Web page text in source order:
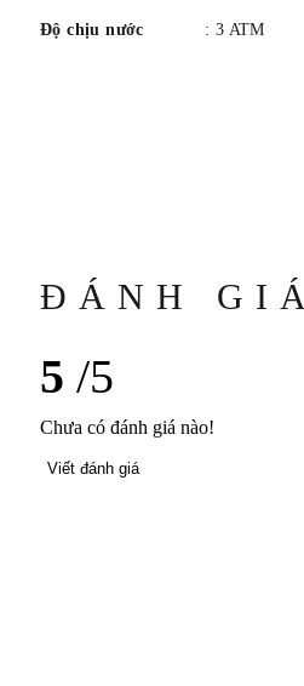
Độ chịu nước : 3 ATM
ĐÁNH GIÁ
5 /5
Chưa có đánh giá nào!
Viết đánh giá